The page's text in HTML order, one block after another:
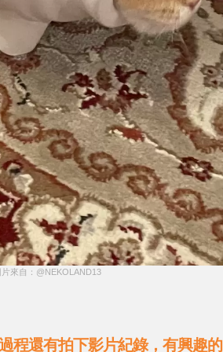
片來自：@NEKOLAND13
程還有拍下影片紀錄，有興趣的